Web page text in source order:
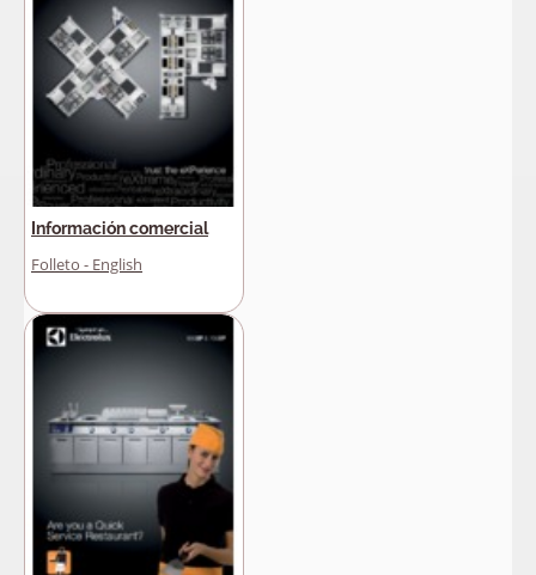
Información comercial
Folleto - English